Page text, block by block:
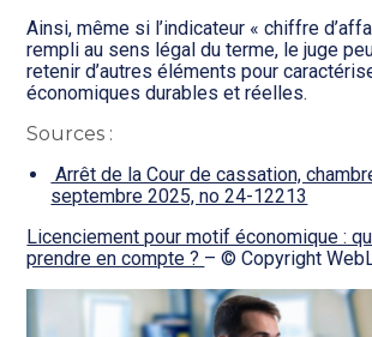
Ainsi, même si l’indicateur « chiffre
rempli au sens légal du terme, le juge
retenir d’autres éléments pour
économiques durables et réelles.
Sources :
Arrêt de la Cour de cassation,
septembre 2025, no 24-12213
Licenciement pour motif économique :
prendre en compte ? – © Copyright